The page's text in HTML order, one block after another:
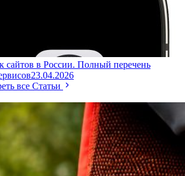
сайтов в России. Полный перечень
23.04.2026
все Статьи